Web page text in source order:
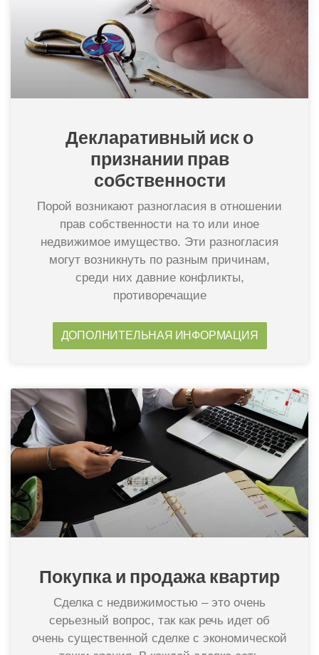
Декларативный иск о
признании прав
собственности​
Порой возникают разногласия в отношении
прав собственности на то или иное
недвижимое имущество. Эти разногласия
могут возникнуть по разным причинам,
среди них давние конфликты,
противоречащие
ДОПОЛНИТЕЛЬНАЯ ИНФОРМАЦИЯ
Покупка и продажа квартир​
Сделка с недвижимостью – это очень
серьезный вопрос, так как речь идет об
очень существенной сделке с экономической